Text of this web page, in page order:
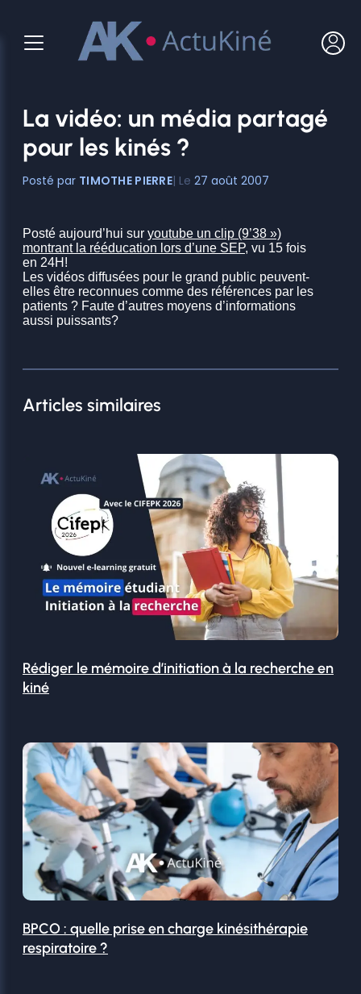
contenu
La vidéo: un média partagé
pour les kinés ?
TIMOTHE PIERRE 27 août 2007
Posté aujourd’hui sur youtube un clip (9’38 »)
montrant la rééducation lors d’une SEP, vu 15 fois
en 24H!
Les vidéos diffusées pour le grand public peuvent-
elles être reconnues comme des références par les
patients ? Faute d’autres moyens d’informations
aussi puissants?
Articles similaires
Rédiger le mémoire d’initiation à la recherche en
kiné
BPCO : quelle prise en charge kinésithérapie
respiratoire ?